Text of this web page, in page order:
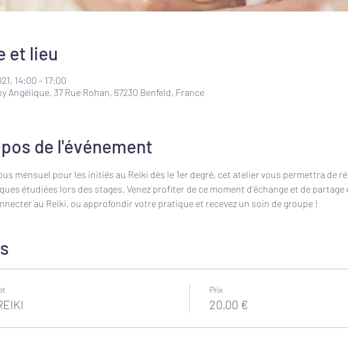
et lieu
14:00 – 17:00
Angélique, 37 Rue Rohan, 67230 Benfeld, France
de l'événement
mensuel pour les initiés au Reiki dès le 1er degré, cet atelier vous permettra de
étudiées lors des stages. Venez profiter de ce moment d'échange et de
au Reiki, ou approfondir votre pratique et recevez un soin de groupe !
Prix
20,00 €